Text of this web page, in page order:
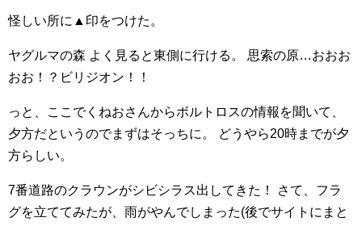
怪しい所に▲印をつけた。
ヤグルマの森 よく見ると東側に行ける。
思索の原…おおお
おお！？ビリジオン！！
っと、ここでくねおさんからボルトロスの情報を聞いて、
夕方だというのでまずはそっちに。
どうやら20時までが夕
方らしい。
7番道路のクラウンがシビシラス出してきた！
さて、フラ
グを立ててみたが、雨がやんでしまった(後でサイトにまと